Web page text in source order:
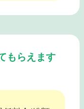
もらえます